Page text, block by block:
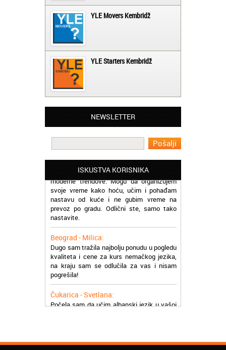
YLE Movers Kembridž
YLE Starters Kembridž
NEWSLETTER
ISKUSTVA KORISNIKA
Beograd - Slavica:
cene pristupačne. Pozdrav iz Beograda
Beograd - Miloš:
Pohadam kurs norveškog jezika online.
Prezadovoljan sam jer škola prati sve
moderne trendove. Mogu da organizujem
nastavu od kuće i ne gubim vreme na
prevoz po gradu. Odlični ste, samo tako
Beograd - Milica:
Dugo sam tražila najbolju ponudu u pogledu
kvaliteta i cene za kurs nemačkog jezika,
na kraju sam se odlučila za vas i nisam
pogrešila!
Čukarica - Svetlana:
Počela sam da učim albanski jezik u vašoj
školi, prezadovoljna sam uslugom i
Uspešno sam završila kurs švedskog